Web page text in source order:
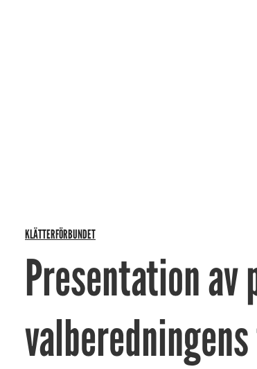
KLÄTTERFÖRBUNDET
Presentation av